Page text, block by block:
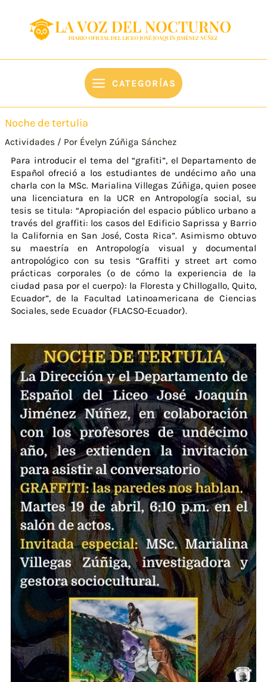
contenido
CATEGORÍAS
Noche de tertulia
Actividades / Por Évelyn Zúñiga Sánchez
Para introducir el tema del “grafiti”, el Departamento de
Español ofreció a los estudiantes de undécimo año una
charla con la MSc. Marialina Villegas Zúñiga, quien posee
una licenciatura en la UCR en Antropología social, su
tesis se titula: “Apropiación del espacio público urbano a
través del graffiti: los casos del Edificio Saprissa y Barrio
la California en San José, Costa Rica”. Asimismo obtuvo
su maestría en Antropología visual y documental
antropológico con su tesis “Graffiti y street art como
prácticas corporales (o de cómo la experiencia de la
ciudad pasa por el cuerpo): la Floresta y Chillogallo, Quito,
Ecuador”, de la Facultad Latinoamericana de Ciencias
Sociales, sede Ecuador (FLACSO-Ecuador).